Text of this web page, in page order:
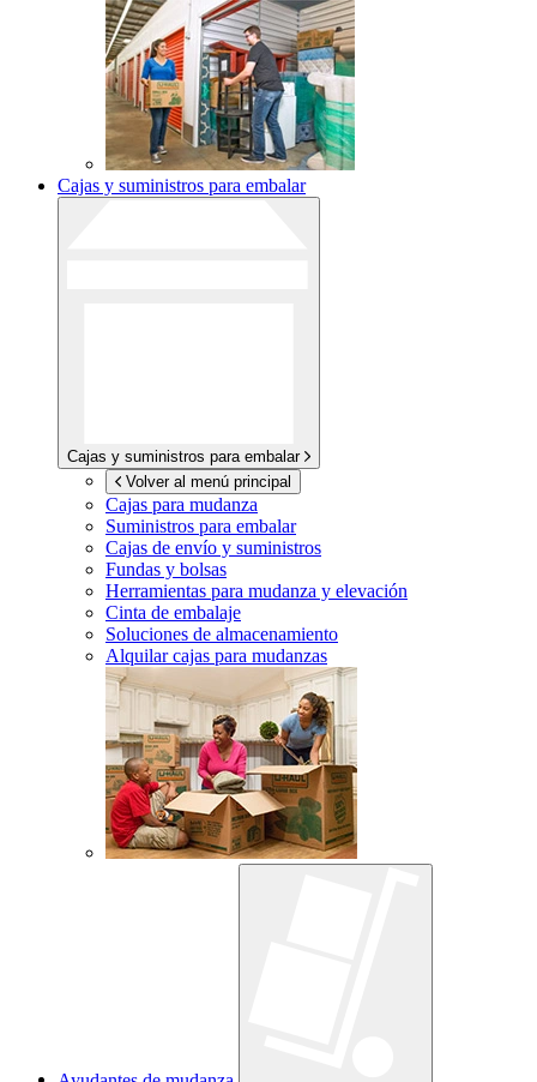
Cajas y suministros para embalar
Cajas y suministros para embalar
Volver al menú principal
Cajas para mudanza
Suministros para embalar
Cajas de envío y suministros
Fundas y bolsas
Herramientas para mudanza y elevación
Cinta de embalaje
Soluciones de almacenamiento
Alquilar cajas para mudanzas